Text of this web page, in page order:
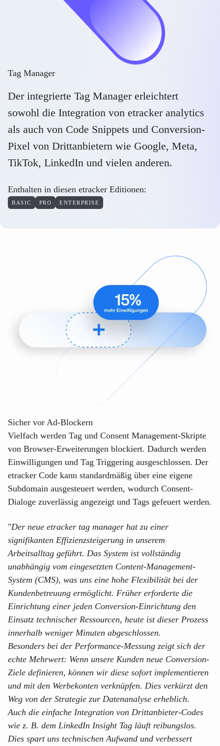
Tag Manager
Der integrierte Tag Manager erleichtert
sowohl die Integration von etracker analytics
als auch von Code Snippets und Conversion-
Pixel von Drittanbietern wie Google, Meta,
TikTok, LinkedIn und vielen anderen.
Enthalten in diesen etracker Editionen:
BASIC PRO ENTERPRISE
Sicher vor Ad-Blockern
Vielfach werden Tag und Consent Management-Skripte
von Browser-Erweiterungen blockiert. Dadurch werden
Einwilligungen und Tag Triggering ausgeschlossen. Der
etracker Code kann standardmäßig über eine eigene
Subdomain ausgesteuert werden, wodurch Consent-
Dialoge zuverlässig angezeigt und Tags gefeuert werden.
"Der neue etracker tag manager hat zu einer
signifikanten Effizienzsteigerung in unserem
Arbeitsalltag geführt. Das System ist vollständig
unabhängig vom eingesetzten Content-Management-
System (CMS), was uns eine hohe Flexibilität bei der
Kundenbetreuung ermöglicht. Früher erforderte die
Einrichtung einer jeden Conversion-Einrichtung den
Einsatz technischer Ressourcen, heute ist dieser Prozess
innerhalb weniger Minuten abgeschlossen.
Besonders bei der Performance-Messung zeigt sich der
echte Mehrwert: Wenn unsere Kunden neue Conversion-
Ziele definieren, können wir diese sofort implementieren
und mit den Werbekonten verknüpfen. Dies verkürzt den
Weg von der Strategie zur Datenanalyse erheblich.
Auch die einfache Integration von Drittanbieter-Codes
wie z. B. dem LinkedIn Insight Tag läuft reibungslos.
Dies spart uns technischen Aufwand und verbessert